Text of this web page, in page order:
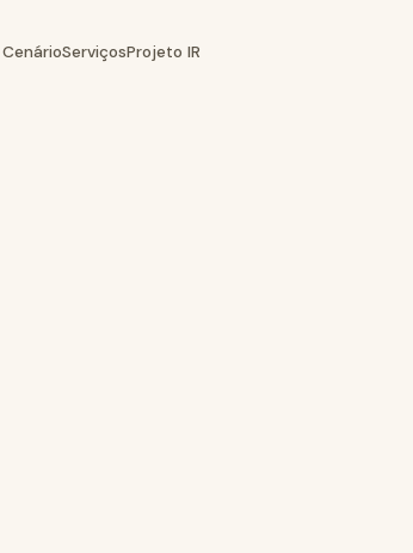
ServiçosProjeto IR